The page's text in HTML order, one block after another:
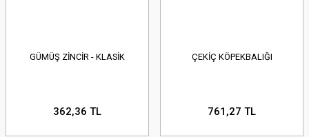
GÜMÜŞ ZİNCİR - KLASİK
362,36 TL
ÇEKİÇ KÖPEKBALIĞI
761,27 TL